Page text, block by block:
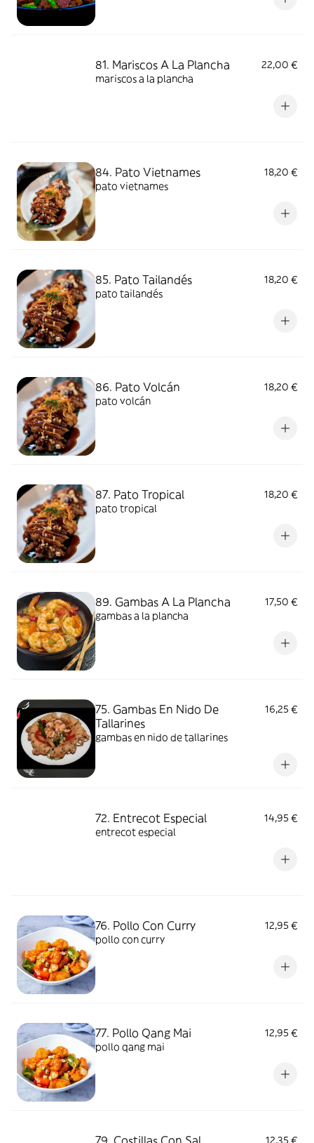
81. Mariscos A La Plancha
22,00 €
mariscos a la plancha
84. Pato Vietnames
18,20 €
pato vietnames
85. Pato Tailandés
18,20 €
pato tailandés
86. Pato Volcán
18,20 €
pato volcán
87. Pato Tropical
18,20 €
pato tropical
89. Gambas A La Plancha
17,50 €
gambas a la plancha
75. Gambas En Nido De
Tallarines
16,25 €
gambas en nido de tallarines
72. Entrecot Especial
14,95 €
entrecot especial
76. Pollo Con Curry
12,95 €
pollo con curry
77. Pollo Qang Mai
12,95 €
pollo qang mai
79. Costillas Con Sal
12,35 €